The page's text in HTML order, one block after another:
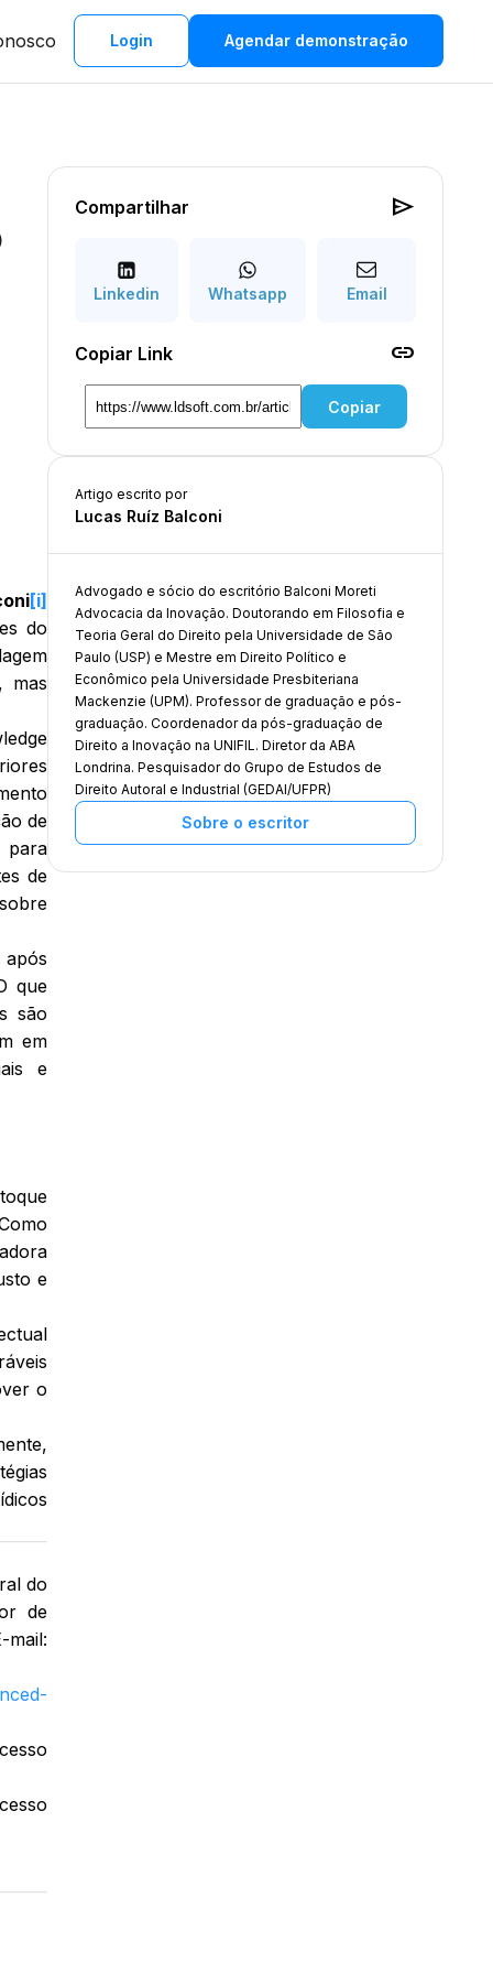
Login Agendar demonstração
[i]
do
mas
de
para
de
após
que
são
em
e
e
o
do
de
Compartilhar send
Linkedin Whatsapp Email
Copiar Link link
Copiar
Artigo escrito por
Lucas Ruíz Balconi
Advogado e sócio do escritório Balconi Moreti
Advocacia da Inovação. Doutorando em Filosofia e
Teoria Geral do Direito pela Universidade de São
Paulo (USP) e Mestre em Direito Político e
Econômico pela Universidade Presbiteriana
Mackenzie (UPM). Professor de graduação e pós-
graduação. Coordenador da pós-graduação de
Direito a Inovação na UNIFIL. Diretor da ABA
Londrina. Pesquisador do Grupo de Estudos de
Direito Autoral e Industrial (GEDAI/UFPR)
Sobre o escritor